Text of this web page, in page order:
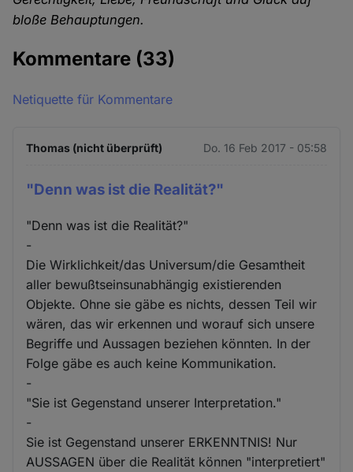
bloße Behauptungen.
Kommentare (33)
Netiquette für Kommentare
Thomas (nicht überprüft) Do. 16 Feb 2017 - 05:58
"Denn was ist die Realität?"
"Denn was ist die Realität?"
-
Die Wirklichkeit/das Universum/die Gesamtheit
aller bewußtseinsunabhängig existierenden
Objekte. Ohne sie gäbe es nichts, dessen Teil wir
wären, das wir erkennen und worauf sich unsere
Begriffe und Aussagen beziehen könnten. In der
Folge gäbe es auch keine Kommunikation.
-
"Sie ist Gegenstand unserer Interpretation."
-
Sie ist Gegenstand unserer ERKENNTNIS! Nur
AUSSAGEN über die Realität können "interpretiert"